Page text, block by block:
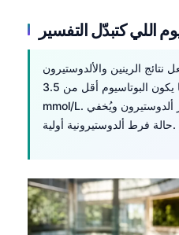
اللي كتبدّل التفسير
نتائج الرينين والألدوستيرون
مضللة، خصوصًا عندما يكون البوتاسيوم أقل من 3.5
mmol/L. نقص البوتاسيوم قد يثبط إفراز ألدوستيرون ويُخفي
حالة فرط ألدوستيرونية أولية.